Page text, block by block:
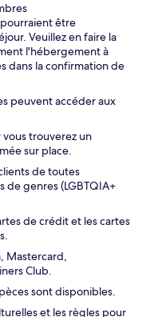
être
Veuillez en faire la
l'hébergement à
dans la confirmation de
peuvent accéder aux
vous trouverez un
sur place.
de toutes
de genres (LGBTQIA+
de crédit et les cartes
Mastercard,
Club.
sont disponibles.
et les règles pour